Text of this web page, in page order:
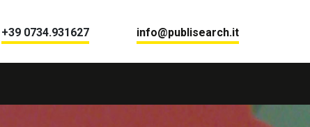
+39 0734.931627 info@publisearch.it